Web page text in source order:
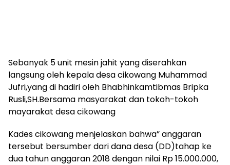
Sebanyak 5 unit mesin jahit yang diserahkan
langsung oleh kepala desa cikowang Muhammad
Jufri,yang di hadiri oleh Bhabhinkamtibmas Bripka
Rusli,SH.Bersama masyarakat dan tokoh-tokoh
mayarakat desa cikowang
Kades cikowang menjelaskan bahwa” anggaran
tersebut bersumber dari dana desa (DD)tahap ke
dua tahun anggaran 2018 dengan nilai Rp 15.000.000,